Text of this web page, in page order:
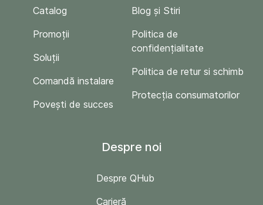
Catalog
Promoții
Soluții
Comandă instalare
Povești de succes
Blog și Stiri
Politica de
confidențialitate
Politica de retur si schimb
Protecția consumatorilor
Despre noi
Despre QHub
Carieră